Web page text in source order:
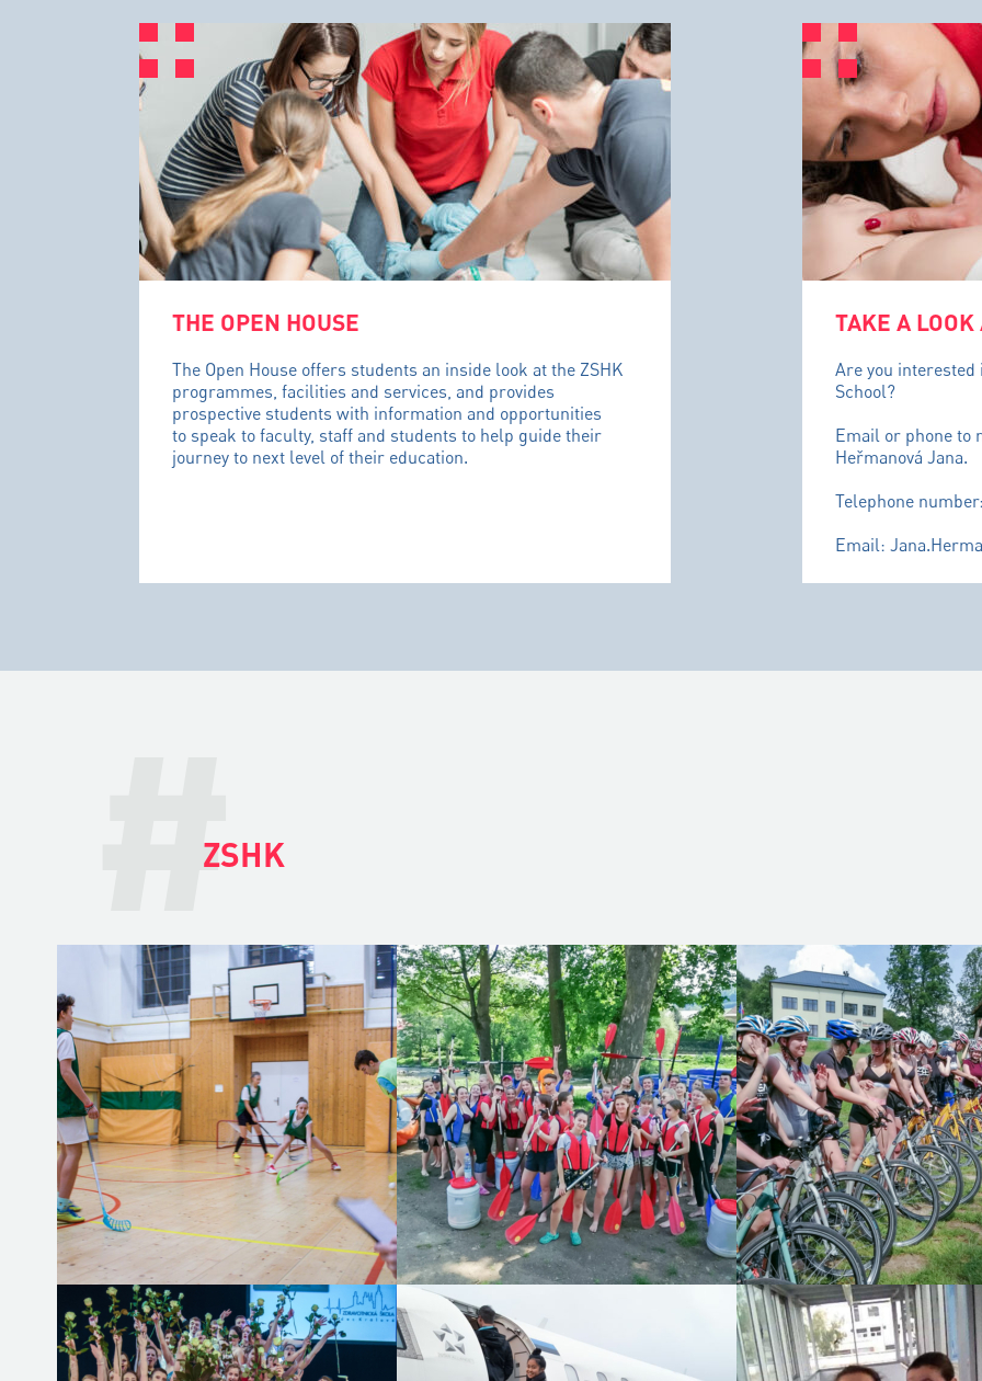
THE OPEN HOUSE
The Open House offers students an inside look at the ZSHK
programmes, facilities and services, and provides
prospective students with information and opportunities
to speak to faculty, staff and students to help guide their
journey to next level of their education.
TAKE A LOOK
Are you interested
School?
Email or phone to
Heřmanová Jana.
Telephone
Email:
#
ZSHK